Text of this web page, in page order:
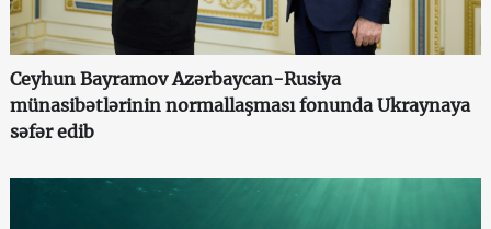
Ceyhun Bayramov Azərbaycan-Rusiya
münasibətlərinin normallaşması fonunda Ukraynaya
səfər edib